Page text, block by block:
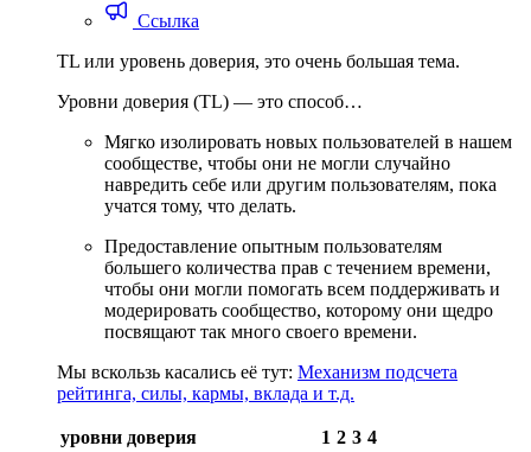
Ссылка
TL или уровень доверия, это очень большая тема.
Уровни доверия (TL) — это способ…
Мягко изолировать новых пользователей в нашем
сообществе, чтобы они не могли случайно
навредить себе или другим пользователям, пока
учатся тому, что делать.
Предоставление опытным пользователям
большего количества прав с течением времени,
чтобы они могли помогать всем поддерживать и
модерировать сообщество, которому они щедро
посвящают так много своего времени.
Мы вскользь касались её тут: Механизм подсчета
рейтинга, силы, кармы, вклада и т.д.
уровни доверия 1 2 3 4